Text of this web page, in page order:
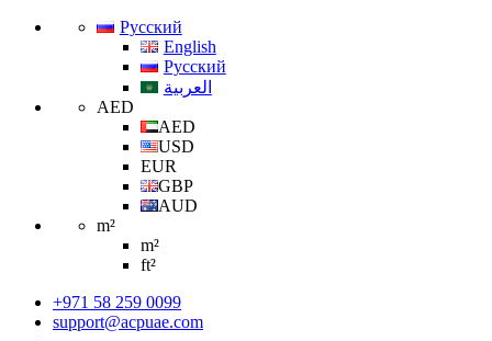
Русский
English
Русский
العربية
AED
AED
USD
EUR
GBP
AUD
m²
m²
ft²
+971 58 259 0099
support@acpuae.com